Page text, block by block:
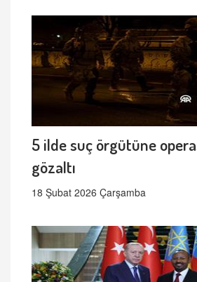
5 ilde suç örgütüne
gözaltı
18 Şubat 2026 Çarşamba